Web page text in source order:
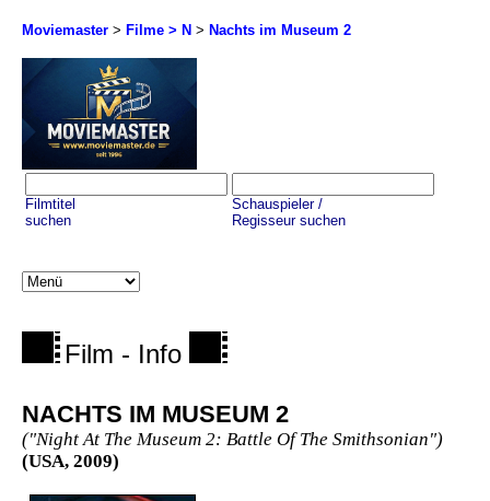
Moviemaster > Filme > N > Nachts im Museum 2
Filmtitel
suchen
Schauspieler /
Regisseur suchen
Film - Info
NACHTS IM MUSEUM 2
("Night At The Museum 2: Battle Of The Smithsonian")
(USA, 2009)